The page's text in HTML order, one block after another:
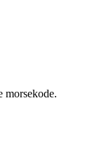
morsekode.